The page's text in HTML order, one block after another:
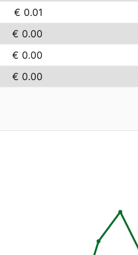
€ 0.01
€ 0.00
€ 0.00
€ 0.00